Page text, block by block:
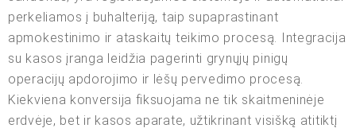
perkeliamos į buhalteriją, taip supaprastinant
apmokestinimo ir ataskaitų teikimo procesą. Integracija
su kasos įranga leidžia pagerinti grynųjų pinigų
operacijų apdorojimo ir lėšų pervedimo procesą.
Kiekviena konversija fiksuojama ne tik skaitmeninėje
erdvėje, bet ir kasos aparate, užtikrinant visišką atitiktį